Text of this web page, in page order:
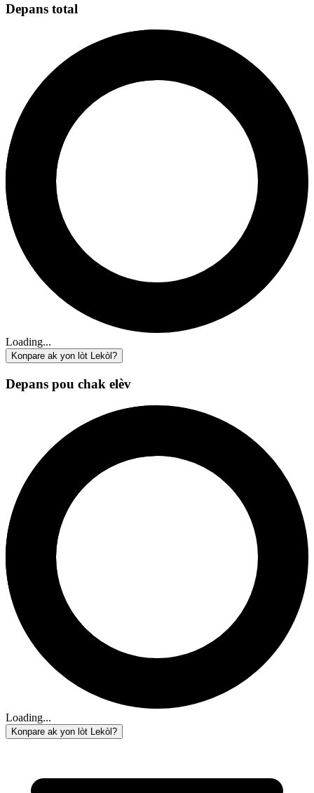
Depans total
Loading...
Konpare ak yon lòt Lekòl?
Depans pou chak elèv
Loading...
Konpare ak yon lòt Lekòl?